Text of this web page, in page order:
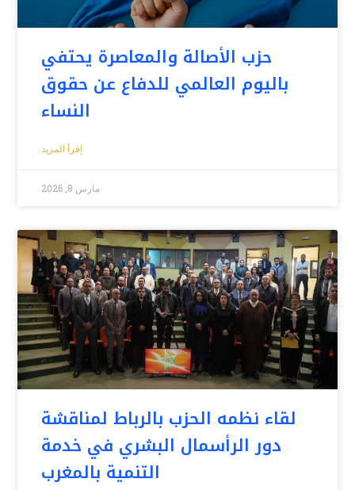
حزب الأصالة والمعاصرة يحتفي
باليوم العالمي للدفاع عن حقوق
النساء
إقرأ المزيد
مارس 8, 2026
لقاء نظمه الحزب بالرباط لمناقشة
دور الرأسمال البشري في خدمة
التنمية بالمغرب